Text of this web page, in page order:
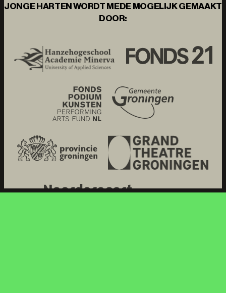
JONGE HARTEN WORDT MEDE MOGELIJK GEMAAKT
DOOR: